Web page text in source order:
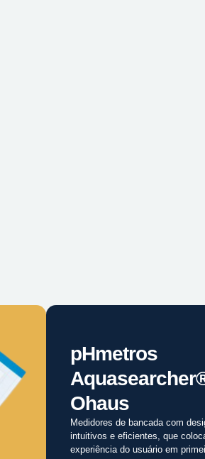
pHmetros
Ohaus
Medidores de bancada com
intuitivos e eficientes, que
experiência do usuário em